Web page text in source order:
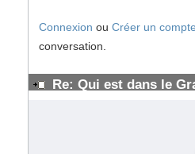
Connexion ou Créer un compte
conversation.
Re: Qui est dans le